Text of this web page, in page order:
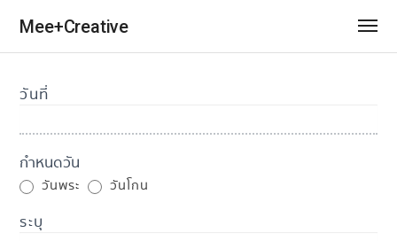
Mee+Creative
Special
Day
วันที่
กำหนดวัน
วันพระ วันโกน
ระบุ